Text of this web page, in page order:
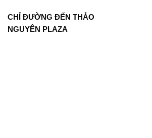
CHỈ ĐƯỜNG ĐẾN THẢO
NGUYÊN PLAZA